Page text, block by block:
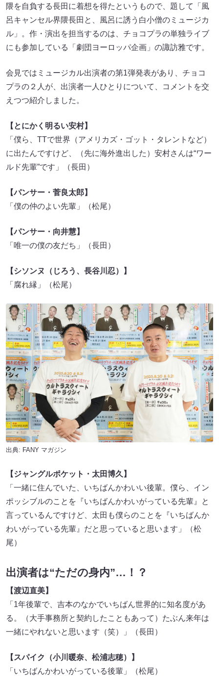
隈を自負する長田に着想を得たというもので、題して「風
呂キャンセル界隈長田と、風呂に誘う白小僧のミュージカ
ル」。作・演出を担当するのは、チョコプラの単独ライブ
にも参加している「劇団ヨーロッパ企画」の諏訪雅です。
会見ではミュージカル出演者の第1弾発表があり、チョコ
プラの２人が、出演者一人ひとりについて、コメントを交
えつつ紹介しました。
【とにかく明るい安村】
「僕ら、TTで世界（アメリカズ・ゴット・タレントなど）
に出たんですけど、（先に海外進出した）安村さんは“ワー
ルド先輩”です」（長田）
【パンサー・ 菅良太郎】
「僕の仲のよい先輩」（松尾）
【パンサー・向井慧】
「唯一の僕の友だち」（長田）
【シソンヌ（じろう、長谷川忍）】
「腐れ縁」（松尾）
出典: FANY マガジン
【ジャングルポケット・太田博久】
「一緒に住んでいた、いちばんかわいい後輩。僕ら、イン
ポッシブルのことを『いちばんかわいがっている先輩』と
言っているんですけど、太田も僕らのことを『いちばんか
わいがっている先輩』だと思っていると思います」（松
尾）
出演者は“ただの身内”…！？
【渡辺直美】
「1年後輩で、吉本のなかでいちばん世界的に知名度があ
る。（大手事務所と契約したこともあって）たぶん来年は
一緒にやれないと思います（笑）」（長田）
【スパイク（小川暖奈、松浦志穂）】
「いちばんかわいがっている後輩」（松尾）